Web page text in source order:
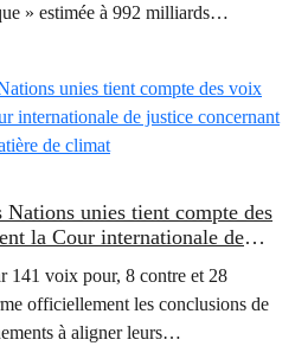
» estimée à 992 milliards…
Nations unies tient compte des
la Cour internationale de
des États en matière de
141 voix pour, 8 contre et 28
officiellement les conclusions de
à aligner leurs…